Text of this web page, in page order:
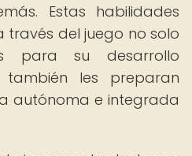
Estas habilidades
través del juego no solo
para su desarrollo
también les preparan
autónoma e integrada